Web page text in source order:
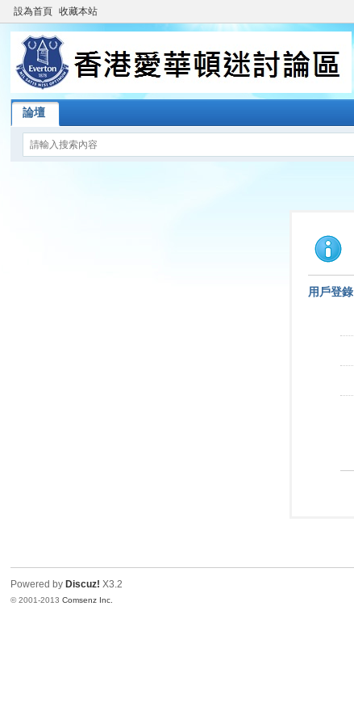
設為首頁 收藏本站
論壇
用戶登錄
Powered by Discuz! X3.2
© 2001-2013Comsenz Inc.